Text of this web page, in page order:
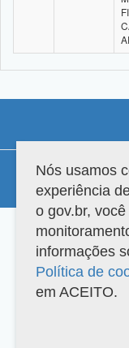
Versão do sistema:
Nós usamos
experiência
o gov.br,
informações
Política de
em ACEITO.